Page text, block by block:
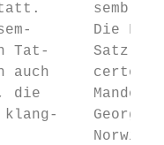
statt.
Die
Tat-     Satz
auch     certo
die
Georg an
Norwin an